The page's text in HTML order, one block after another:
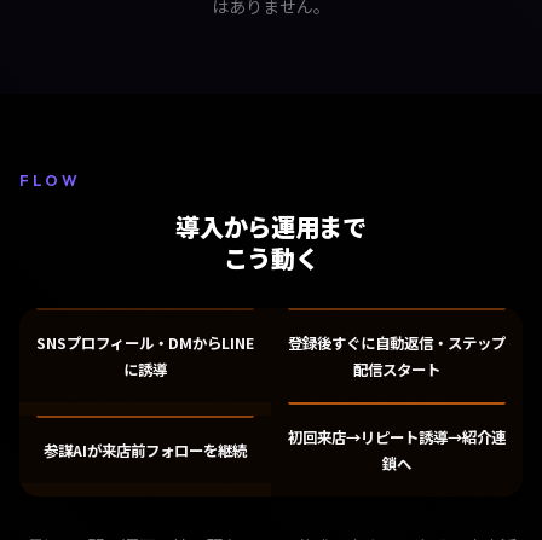
はありません。
FLOW
導入から運用まで
こう動く
SNSプロフィール・DMからLINE
に誘導
登録後すぐに自動返信・ステップ
配信スタート
参謀AIが来店前フォローを継続
初回来店→リピート誘導→紹介連
鎖へ